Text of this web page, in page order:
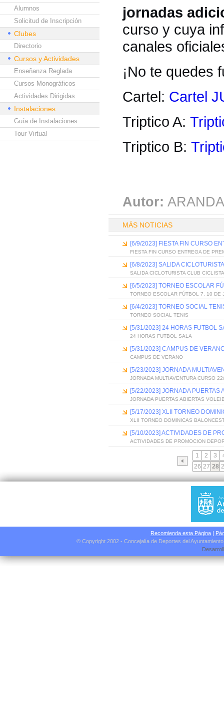
Alumnos
Solicitud de Inscripción
Clubes
Directorio
Cursos y Actividades
Enseñanza Reglada
Cursos Monográficos
Actividades Dirigidas
Instalaciones
Guía de Instalaciones
Tour Virtual
jornadas
curso y cuya
canales
¡No te quedes
Cartel: Cartel
Triptico A:
Triptico B:
Autor:
MÁS NOTICIAS
[6/9/2023] FIESTA FIN CURSO
FIESTA FIN CURSO ENTREGA DE
[6/8/2023] SALIDA
SALIDA CICLOTURISTA CLUB
[6/5/2023] TORNEO ESCOLAR
TORNEO ESCOLAR FÚTBOL 7. 10 DE
[6/4/2023] TORNEO SOCIAL
TORNEO SOCIAL TENIS
[5/31/2023] 24 HORAS FUTBOL
24 HORAS FUTBOL SALA
[5/31/2023] CAMPUS DE
CAMPUS DE VERANO
[5/23/2023] JORNADA
JORNADA MULTIAVENTURA CURSO
[5/22/2023] JORNADA PUERTAS
JORNADA PUERTAS ABIERTAS
[5/17/2023] XLII TORNEO
XLII TORNEO DOMINICAS
[5/10/2023] ACTIVIDADES DE
ACTIVIDADES DE PROMOCION
1 2 3
26 27 28
Recomienda esta Página |
© Copyright 2002 - Concejalía de Deportes del